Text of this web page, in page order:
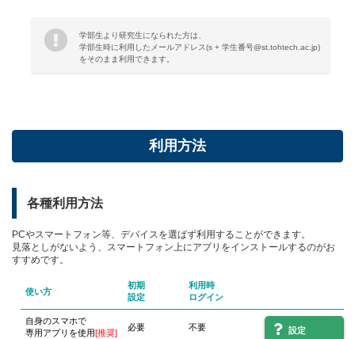
学部生より研究生になられた方は、
学部生時に利用したメールアドレス(s + 学生番号@st.tohtech.ac.jp)
をそのまま利用できます。
利用方法
各種利用方法
PCやスマートフォン等、デバイスを選ばず利用することができます。
見落としがないよう、スマートフォン上にアプリをインストールするのがお
すすめです。
使い方
初期
設定
利用時
ログイン
自身のスマホで
専用アプリを使用 [推奨]
必要 不要 設定